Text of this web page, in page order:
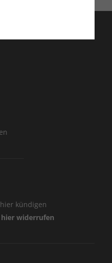
kündigen
widerrufen